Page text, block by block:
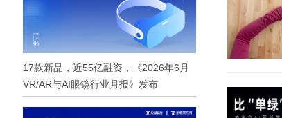
17款新品，近55亿融资，《2026年6月
VR/AR与AI眼镜行业月报》发布